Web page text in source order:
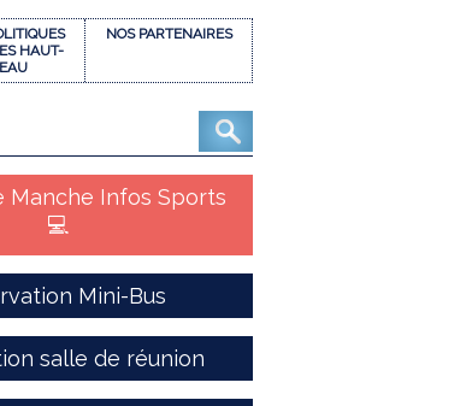
HAUT-
NOS PARTENAIRES
Manche Infos Sports
💻
Mini-Bus
salle de réunion